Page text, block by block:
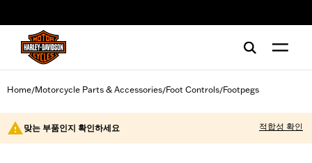
Home/Motorcycle Parts & Accessories/Foot Controls/Footpegs
맞는 부품인지 확인하세요 적합성 확인